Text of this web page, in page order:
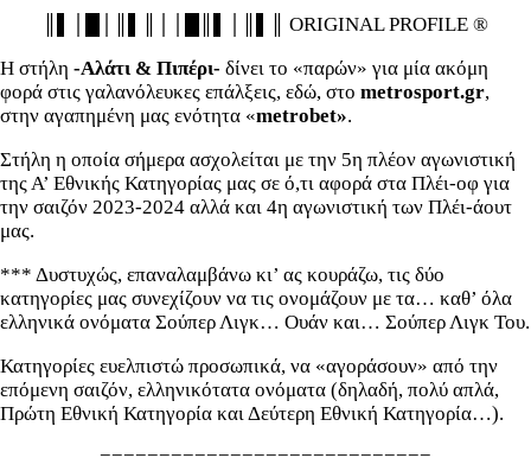
║▌│█│║▌║││█║▌│║▌║ ORIGINAL PROFILE ®
Η στήλη -Αλάτι & Πιπέρι- δίνει το «παρών» για μία ακόμη
φορά στις γαλανόλευκες επάλξεις, εδώ, στο metrosport.gr,
στην αγαπημένη μας ενότητα «metrobet».
Στήλη η οποία σήμερα ασχολείται με την 5η πλέον αγωνιστική
της Α’ Εθνικής Κατηγορίας μας σε ό,τι αφορά στα Πλέι-οφ για
την σαιζόν 2023-2024 αλλά και 4η αγωνιστική των Πλέι-άουτ
μας.
*** Δυστυχώς, επαναλαμβάνω κι’ ας κουράζω, τις δύο
κατηγορίες μας συνεχίζουν να τις ονομάζουν με τα… καθ’ όλα
ελληνικά ονόματα Σούπερ Λιγκ… Ουάν και… Σούπερ Λιγκ Του.
Κατηγορίες ευελπιστώ προσωπικά, να «αγοράσουν» από την
επόμενη σαιζόν, ελληνικότατα ονόματα (δηλαδή, πολύ απλά,
Πρώτη Εθνική Κατηγορία και Δεύτερη Εθνική Κατηγορία…).